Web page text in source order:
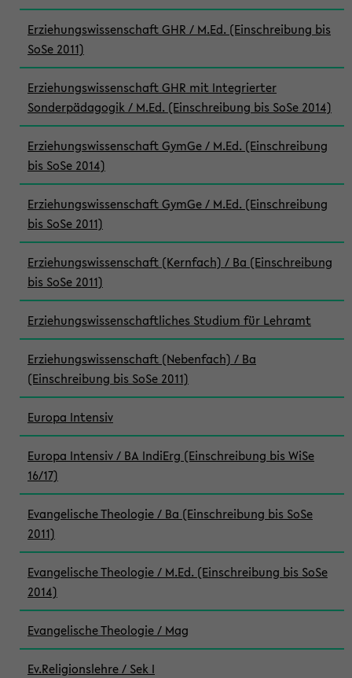
Erziehungswissenschaft GHR / M.Ed. (Einschreibung bis
SoSe 2011)
Erziehungswissenschaft GHR mit Integrierter
Sonderpädagogik / M.Ed. (Einschreibung bis SoSe 2014)
Erziehungswissenschaft GymGe / M.Ed. (Einschreibung
bis SoSe 2014)
Erziehungswissenschaft GymGe / M.Ed. (Einschreibung
bis SoSe 2011)
Erziehungswissenschaft (Kernfach) / Ba (Einschreibung
bis SoSe 2011)
Erziehungswissenschaftliches Studium für Lehramt
Erziehungswissenschaft (Nebenfach) / Ba
(Einschreibung bis SoSe 2011)
Europa Intensiv
Europa Intensiv / BA IndiErg (Einschreibung bis WiSe
16/17)
Evangelische Theologie / Ba (Einschreibung bis SoSe
2011)
Evangelische Theologie / M.Ed. (Einschreibung bis SoSe
2014)
Evangelische Theologie / Mag
Ev.Religionslehre / Sek I